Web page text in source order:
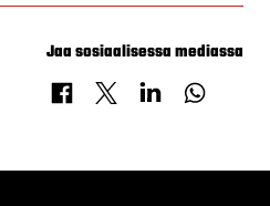
Jaa sosiaalisessa mediassa
Jaa FacebookissaJaa X-palvelussaJaa LinkedInissä